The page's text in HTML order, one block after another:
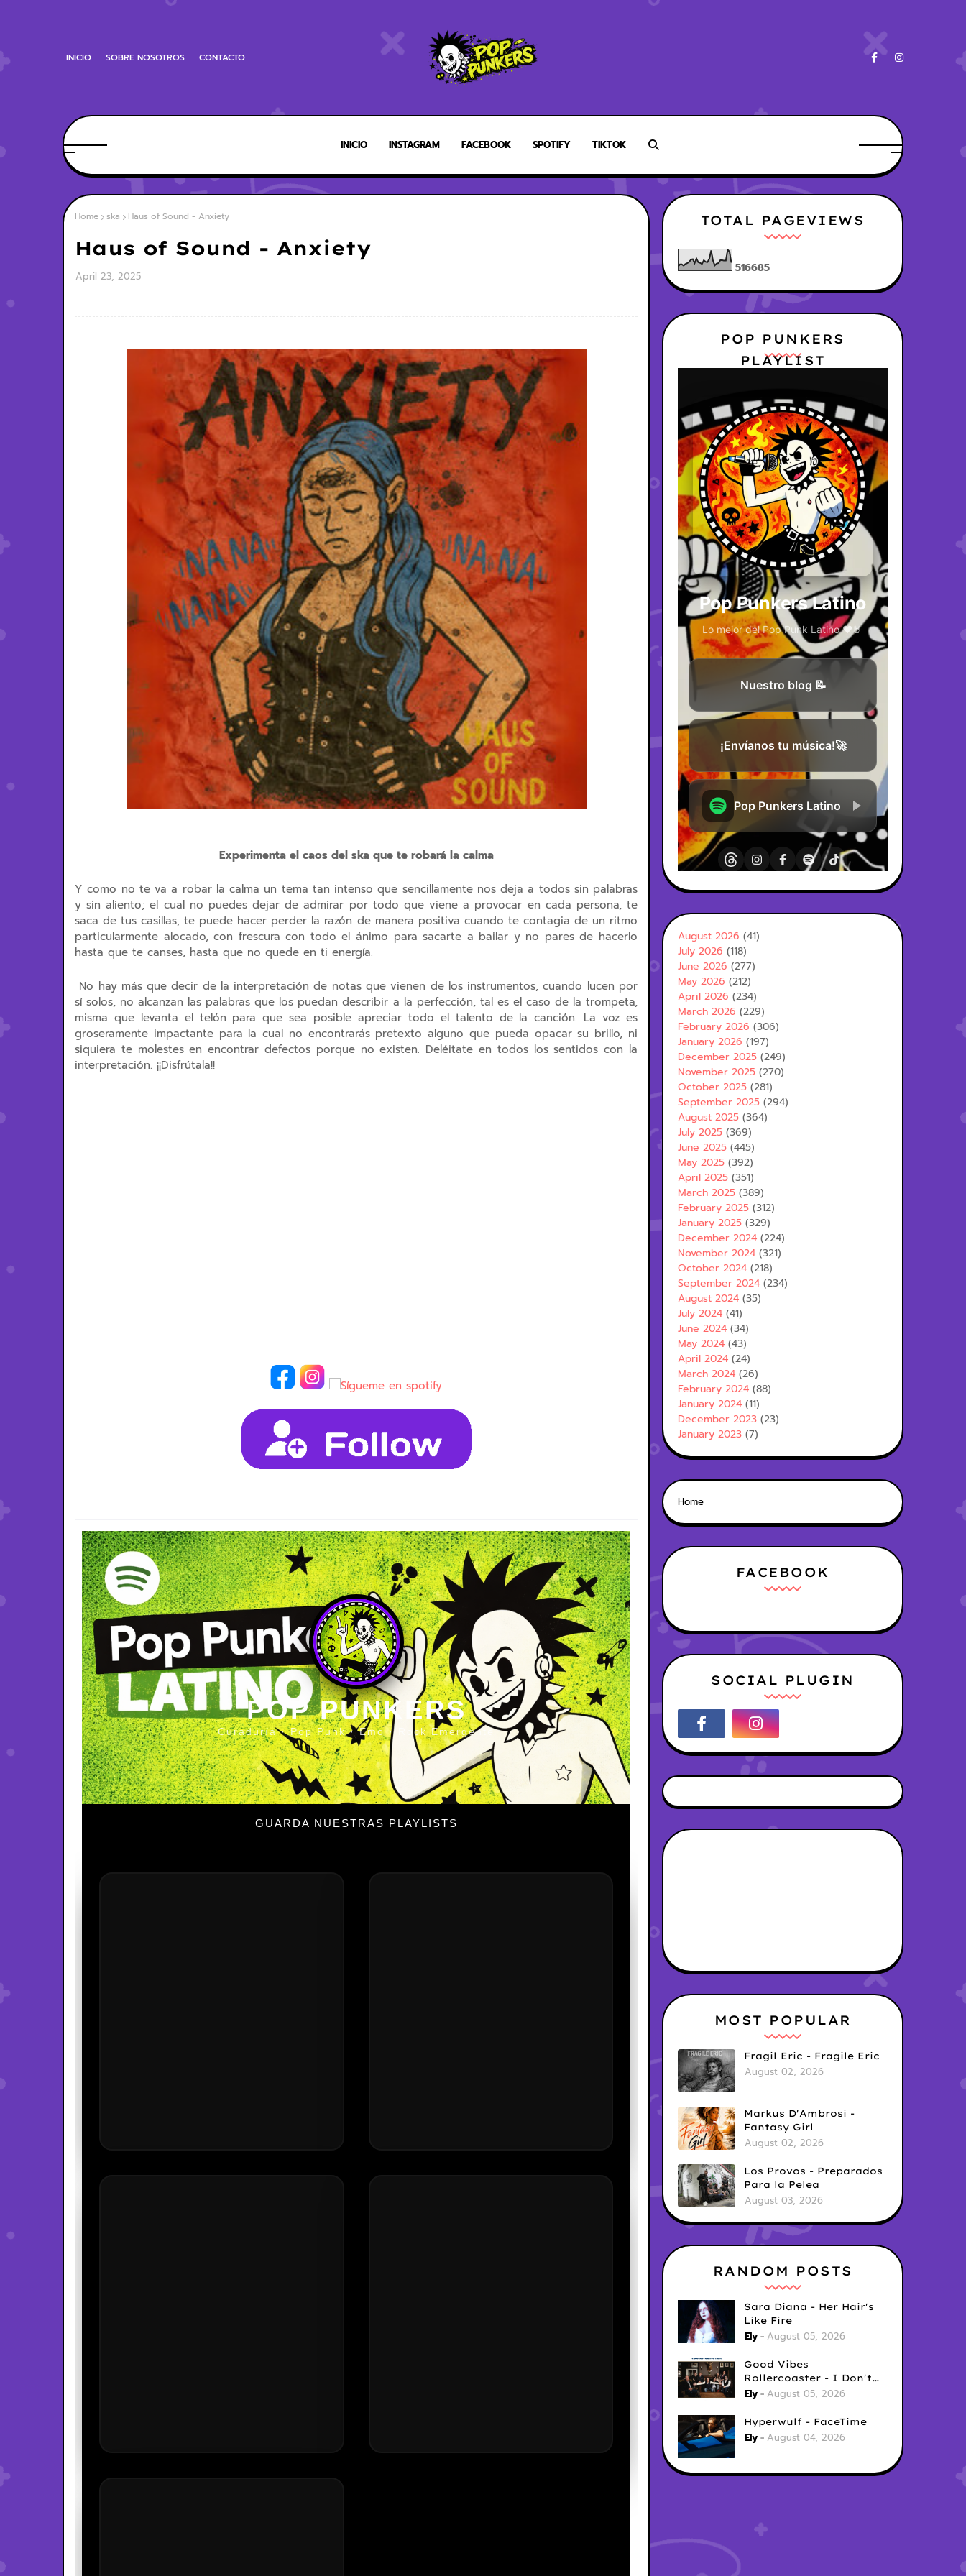
INICIO SOBRE NOSOTROS CONTACTO
INICIO INSTAGRAM FACEBOOK SPOTIFY TIKTOK
Home ska Haus of Sound - Anxiety
Haus of Sound - Anxiety
April 23, 2025
Experimenta el caos del ska que te robará la calma
Y como no te va a robar la calma un tema tan intenso que sencillamente nos deja a todos sin palabras
y sin aliento; el cual no puedes dejar de admirar por todo que viene a provocar en cada persona, te
saca de tus casillas, te puede hacer perder la razón de manera positiva cuando te contagia de un ritmo
particularmente alocado, con frescura con todo el ánimo para sacarte a bailar y no pares de hacerlo
hasta que te canses, hasta que no quede en ti energía.
No hay más que decir de la interpretación de notas que vienen de los instrumentos, cuando lucen por
sí solos, no alcanzan las palabras que los puedan describir a la perfección, tal es el caso de la trompeta,
misma que levanta el telón para que sea posible apreciar todo el talento de la canción. La voz es
groseramente impactante para la cual no encontrarás pretexto alguno que pueda opacar su brillo, ni
siquiera te molestes en encontrar defectos porque no existen. Deléitate en todos los sentidos con la
interpretación. ¡¡Disfrútala!!
POP PUNKERS
Curaduría · Pop Punk · Emo · Rock Emergente
GUARDA NUESTRAS PLAYLISTS
TOTAL PAGEVIEWS
516685
POP PUNKERS
PLAYLIST
August 2026 (41)
July 2026 (118)
June 2026 (277)
May 2026 (212)
April 2026 (234)
March 2026 (229)
February 2026 (306)
January 2026 (197)
December 2025 (249)
November 2025 (270)
October 2025 (281)
September 2025 (294)
August 2025 (364)
July 2025 (369)
June 2025 (445)
May 2025 (392)
April 2025 (351)
March 2025 (389)
February 2025 (312)
January 2025 (329)
December 2024 (224)
November 2024 (321)
October 2024 (218)
September 2024 (234)
August 2024 (35)
July 2024 (41)
June 2024 (34)
May 2024 (43)
April 2024 (24)
March 2024 (26)
February 2024 (88)
January 2024 (11)
December 2023 (23)
January 2023 (7)
Home
FACEBOOK
SOCIAL PLUGIN
MOST POPULAR
Fragil Eric - Fragile Eric
August 02, 2026
Markus D'Ambrosi -
Fantasy Girl
August 02, 2026
Los Provos - Preparados
Para la Pelea
August 03, 2026
RANDOM POSTS
Sara Diana - Her Hair's
Like Fire
Ely August 05, 2026
Good Vibes
Rollercoaster - I Don't
Care
Ely August 05, 2026
Hyperwulf - FaceTime
Ely August 04, 2026